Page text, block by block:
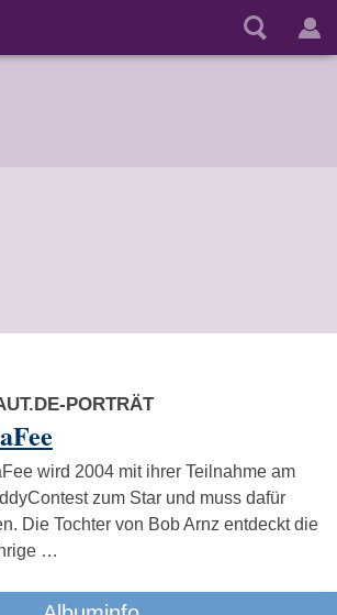
PORTRÄT
wird 2004 mit ihrer Teilnahme am
zum Star und muss dafür
Die Tochter von Bob Arnz entdeckt die
…